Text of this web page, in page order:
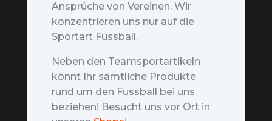
Ansprüche von Vereinen. Wir
konzentrieren uns nur auf die
Sportart Fussball.
Neben den Teamsportartikeln
könnt Ihr sämtliche Produkte
rund um den Fussball bei uns
beziehen! Besucht uns vor Ort in